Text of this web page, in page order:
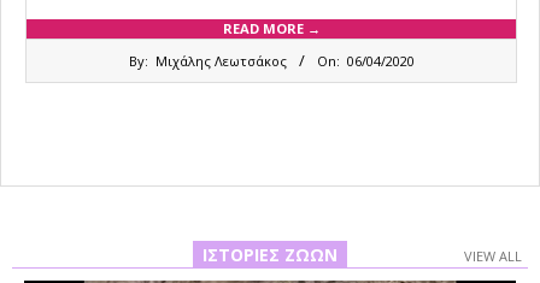
READ MORE →
By: Μιχάλης Λεωτσάκος On: 06/04/2020
ΙΣΤΟΡΊΕΣ ΖΏΩΝ VIEW ALL